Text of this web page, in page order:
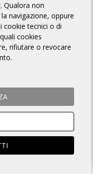
- 2000 metri
(MI)
. Qualora non
navigazione, oppure
cookie tecnici o di
cookies
rifiutare o revocare